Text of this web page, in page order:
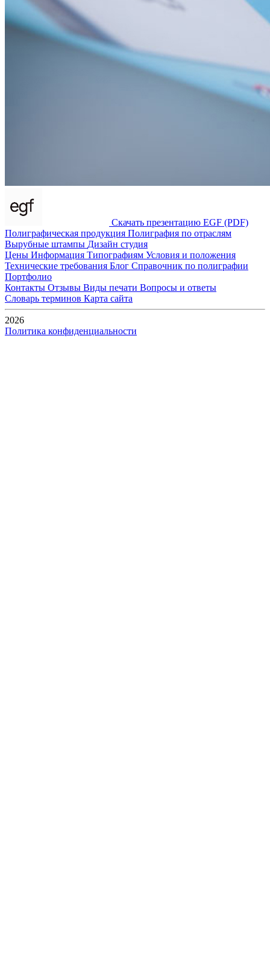
Скачать презентацию EGF (PDF)
Полиграфическая продукция Полиграфия по отраслям
Вырубные штампы Дизайн студия
Цены Информация Типографиям Условия и положения
Технические требования Блог Справочник по полиграфии
Портфолио
Контакты Отзывы Виды печати Вопросы и ответы
Словарь терминов Карта сайта
2026
Политика конфиденциальности